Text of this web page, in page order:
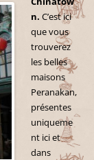
n. C’est ici
que vous
trouverez
les belles
maisons
Peranakan,
présentes
uniqueme
nt ici et
dans